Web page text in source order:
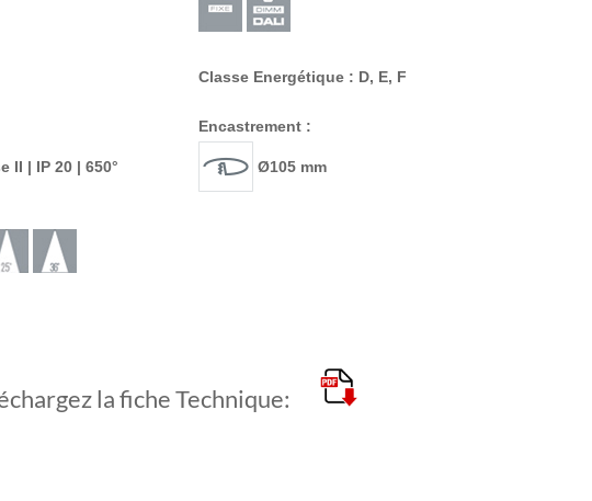
II | IP 20 | 650°
Classe Energétique : D, E, F
Encastrement :
Ø105 mm
la fiche Technique: